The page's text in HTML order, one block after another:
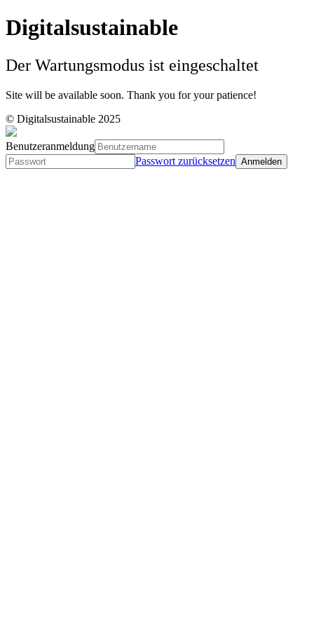
Digitalsustainable
Der Wartungsmodus ist eingeschaltet
Site will be available soon. Thank you for your patience!
© Digitalsustainable 2025
Benutzeranmeldung
Passwort zurücksetzen